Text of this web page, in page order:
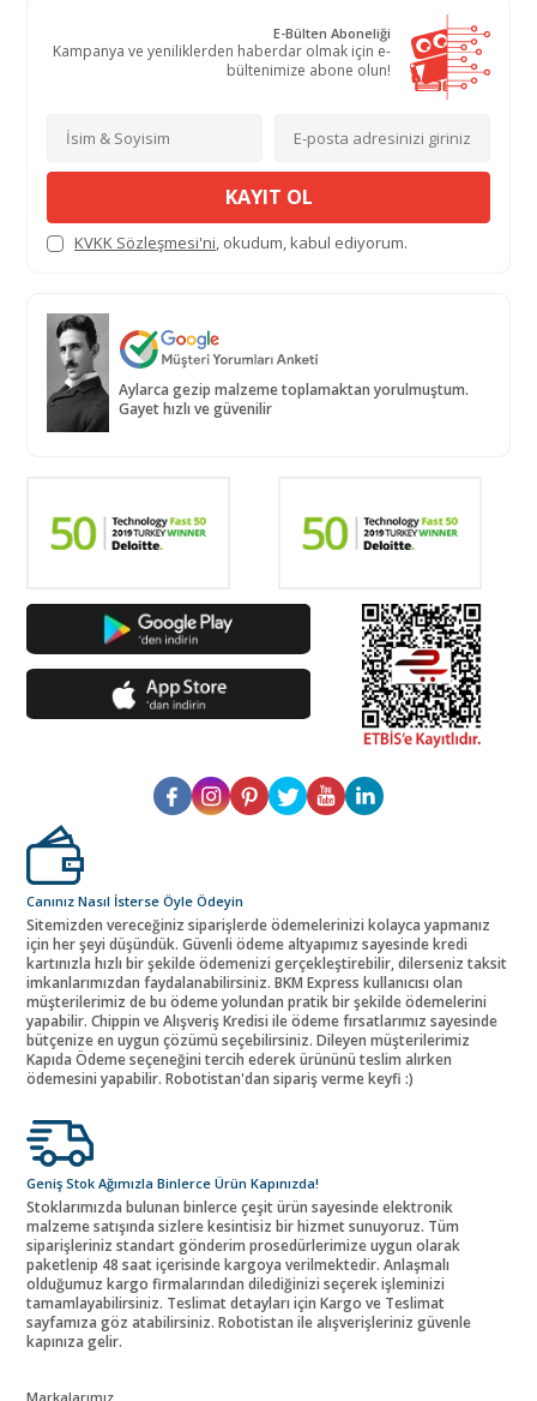
E-Bülten Aboneliği
Kampanya ve yeniliklerden haberdar olmak için e-
bültenimize abone olun!
KAYIT OL
KVKK Sözleşmesi'ni, okudum, kabul ediyorum.
Aylarca gezip malzeme toplamaktan yorulmuştum.
Gayet hızlı ve güvenilir
Canınız Nasıl İsterse Öyle Ödeyin
Sitemizden vereceğiniz siparişlerde ödemelerinizi kolayca yapmanız
için her şeyi düşündük. Güvenli ödeme altyapımız sayesinde kredi
kartınızla hızlı bir şekilde ödemenizi gerçekleştirebilir, dilerseniz taksit
imkanlarımızdan faydalanabilirsiniz. BKM Express kullanıcısı olan
müşterilerimiz de bu ödeme yolundan pratik bir şekilde ödemelerini
yapabilir. Chippin ve Alışveriş Kredisi ile ödeme fırsatlarımız sayesinde
bütçenize en uygun çözümü seçebilirsiniz. Dileyen müşterilerimiz
Kapıda Ödeme seçeneğini tercih ederek ürününü teslim alırken
ödemesini yapabilir. Robotistan'dan sipariş verme keyfi :)
Geniş Stok Ağımızla Binlerce Ürün Kapınızda!
Stoklarımızda bulunan binlerce çeşit ürün sayesinde elektronik
malzeme satışında sizlere kesintisiz bir hizmet sunuyoruz. Tüm
siparişleriniz standart gönderim prosedürlerimize uygun olarak
paketlenip 48 saat içerisinde kargoya verilmektedir. Anlaşmalı
olduğumuz kargo firmalarından dilediğinizi seçerek işleminizi
tamamlayabilirsiniz. Teslimat detayları için Kargo ve Teslimat
sayfamıza göz atabilirsiniz. Robotistan ile alışverişleriniz güvenle
kapınıza gelir.
Markalarımız